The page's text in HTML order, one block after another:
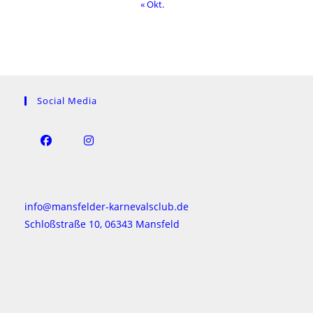
« Okt.
Social Media
a
new
a
new
info@mansfelder-karnevalsclub.de
Schloßstraße 10, 06343 Mansfeld